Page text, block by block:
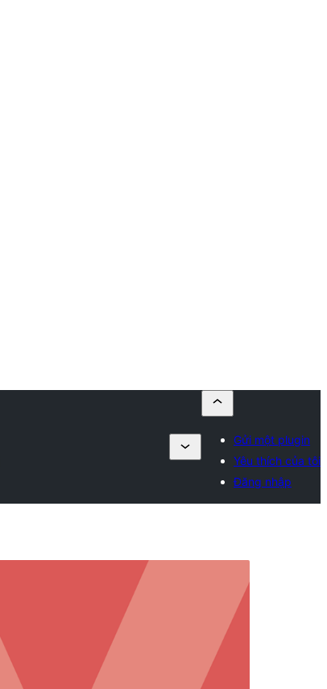
Gửi một plugin
Yêu thích của tôi
Đăng nhập